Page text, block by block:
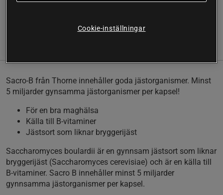
Sacro-B från Thorne innehåller goda jästorganismer. Minst
5 miljarder gynsamma jästorganismer per kapsel!
För en bra maghälsa
Källa till B-vitaminer
Jästsort som liknar bryggerijäst
Saccharomyces boulardii är en gynnsam jästsort som liknar
bryggerijäst (Saccharomyces cerevisiae) och är en källa till
B-vitaminer. Sacro B innehåller minst 5 miljarder
gynnsamma jästorganismer per kapsel.
Cookie-inställningar